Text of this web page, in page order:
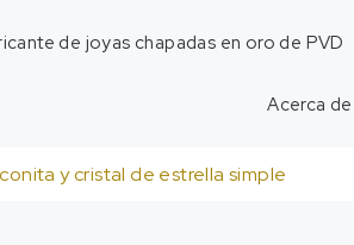
de joyas chapadas en oro de PVD
Acerca de
y cristal de estrella simple